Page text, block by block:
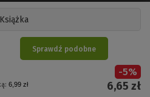
Książka
6,99 zł
-5%
6,65 zł
Sprawdź podobne
Polska Sp. z o.o.